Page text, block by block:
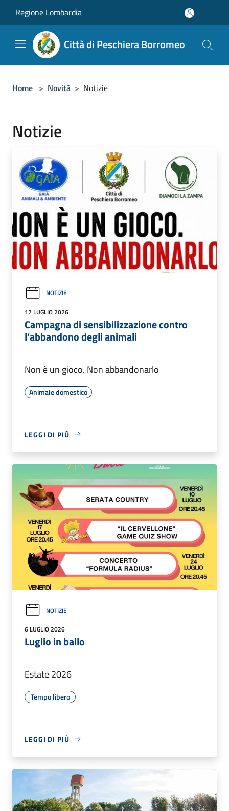
Regione Lombardia
Città di Peschiera Borromeo
Home > Novità > Notizie
Notizie
NOTIZIE
17 LUGLIO 2026
Campagna di sensibilizzazione contro
l’abbandono degli animali
Non è un gioco. Non abbandonarlo
Animale domestico
LEGGI DI PIÙ
NOTIZIE
6 LUGLIO 2026
Luglio in ballo
Estate 2026
Tempo libero
LEGGI DI PIÙ